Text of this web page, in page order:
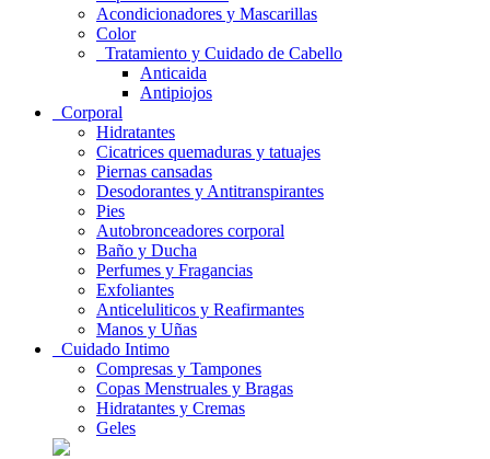
Acondicionadores y Mascarillas
Color
Tratamiento y Cuidado de Cabello
Anticaida
Antipiojos
Corporal
Hidratantes
Cicatrices quemaduras y tatuajes
Piernas cansadas
Desodorantes y Antitranspirantes
Pies
Autobronceadores corporal
Baño y Ducha
Perfumes y Fragancias
Exfoliantes
Anticeluliticos y Reafirmantes
Manos y Uñas
Cuidado Intimo
Compresas y Tampones
Copas Menstruales y Bragas
Hidratantes y Cremas
Geles